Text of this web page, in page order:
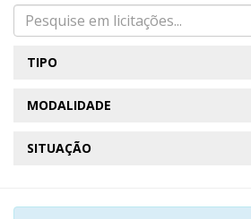
TIPO
MODALIDADE
SITUAÇÃO